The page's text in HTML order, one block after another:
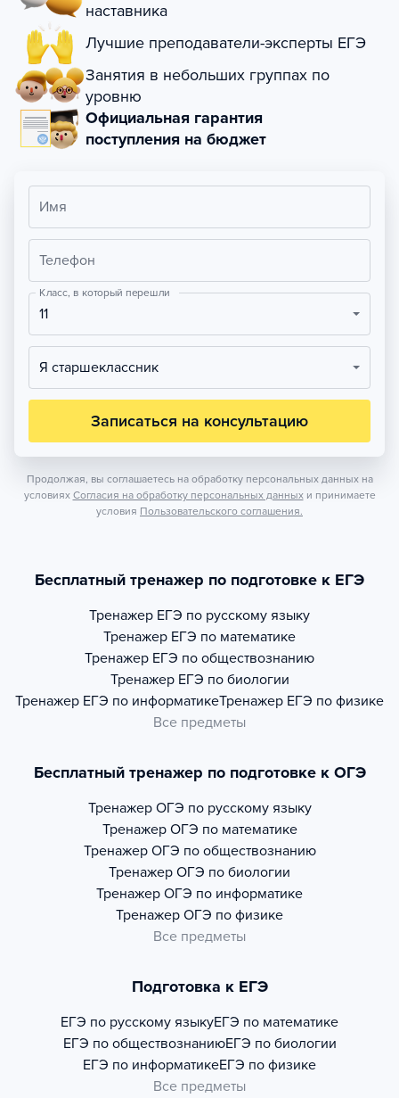
наставника
Лучшие преподаватели-эксперты ЕГЭ
Занятия в небольших группах по
уровню
Официальная гарантия
поступления на бюджет
Имя
Телефон
Класс, в который перешли
11
Я старшеклассник
Записаться на консультацию
Продолжая, вы соглашаетесь на обработку персональных данных на
условиях Согласия на обработку персональных данных и принимаете
условия Пользовательского соглашения.
Бесплатный тренажер по подготовке к ЕГЭ
Тренажер ЕГЭ по русскому языку
Тренажер ЕГЭ по математике
Тренажер ЕГЭ по обществознанию
Тренажер ЕГЭ по биологии
Тренажер ЕГЭ по информатикеТренажер ЕГЭ по физике
Все предметы
Бесплатный тренажер по подготовке к ОГЭ
Тренажер ОГЭ по русскому языку
Тренажер ОГЭ по математике
Тренажер ОГЭ по обществознанию
Тренажер ОГЭ по биологии
Тренажер ОГЭ по информатике
Тренажер ОГЭ по физике
Все предметы
Подготовка к ЕГЭ
ЕГЭ по русскому языкуЕГЭ по математике
ЕГЭ по обществознаниюЕГЭ по биологии
ЕГЭ по информатикеЕГЭ по физике
Все предметы